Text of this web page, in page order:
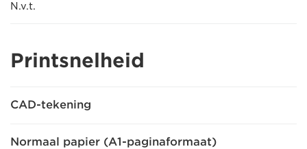
N.v.t.
Printsnelheid
CAD-tekening
Normaal papier (A1-paginaformaat)